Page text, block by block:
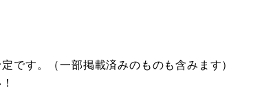
です。（一部掲載済みのものも含みます）